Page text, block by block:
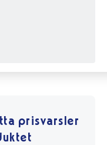
prisvarsler